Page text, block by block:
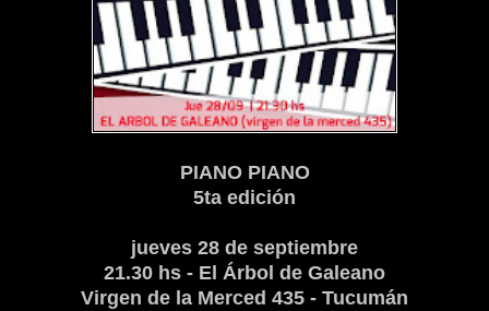
PIANO PIANO
5ta edición
jueves 28 de septiembre
21.30 hs - El Árbol de Galeano
Virgen de la Merced 435 - Tucumán